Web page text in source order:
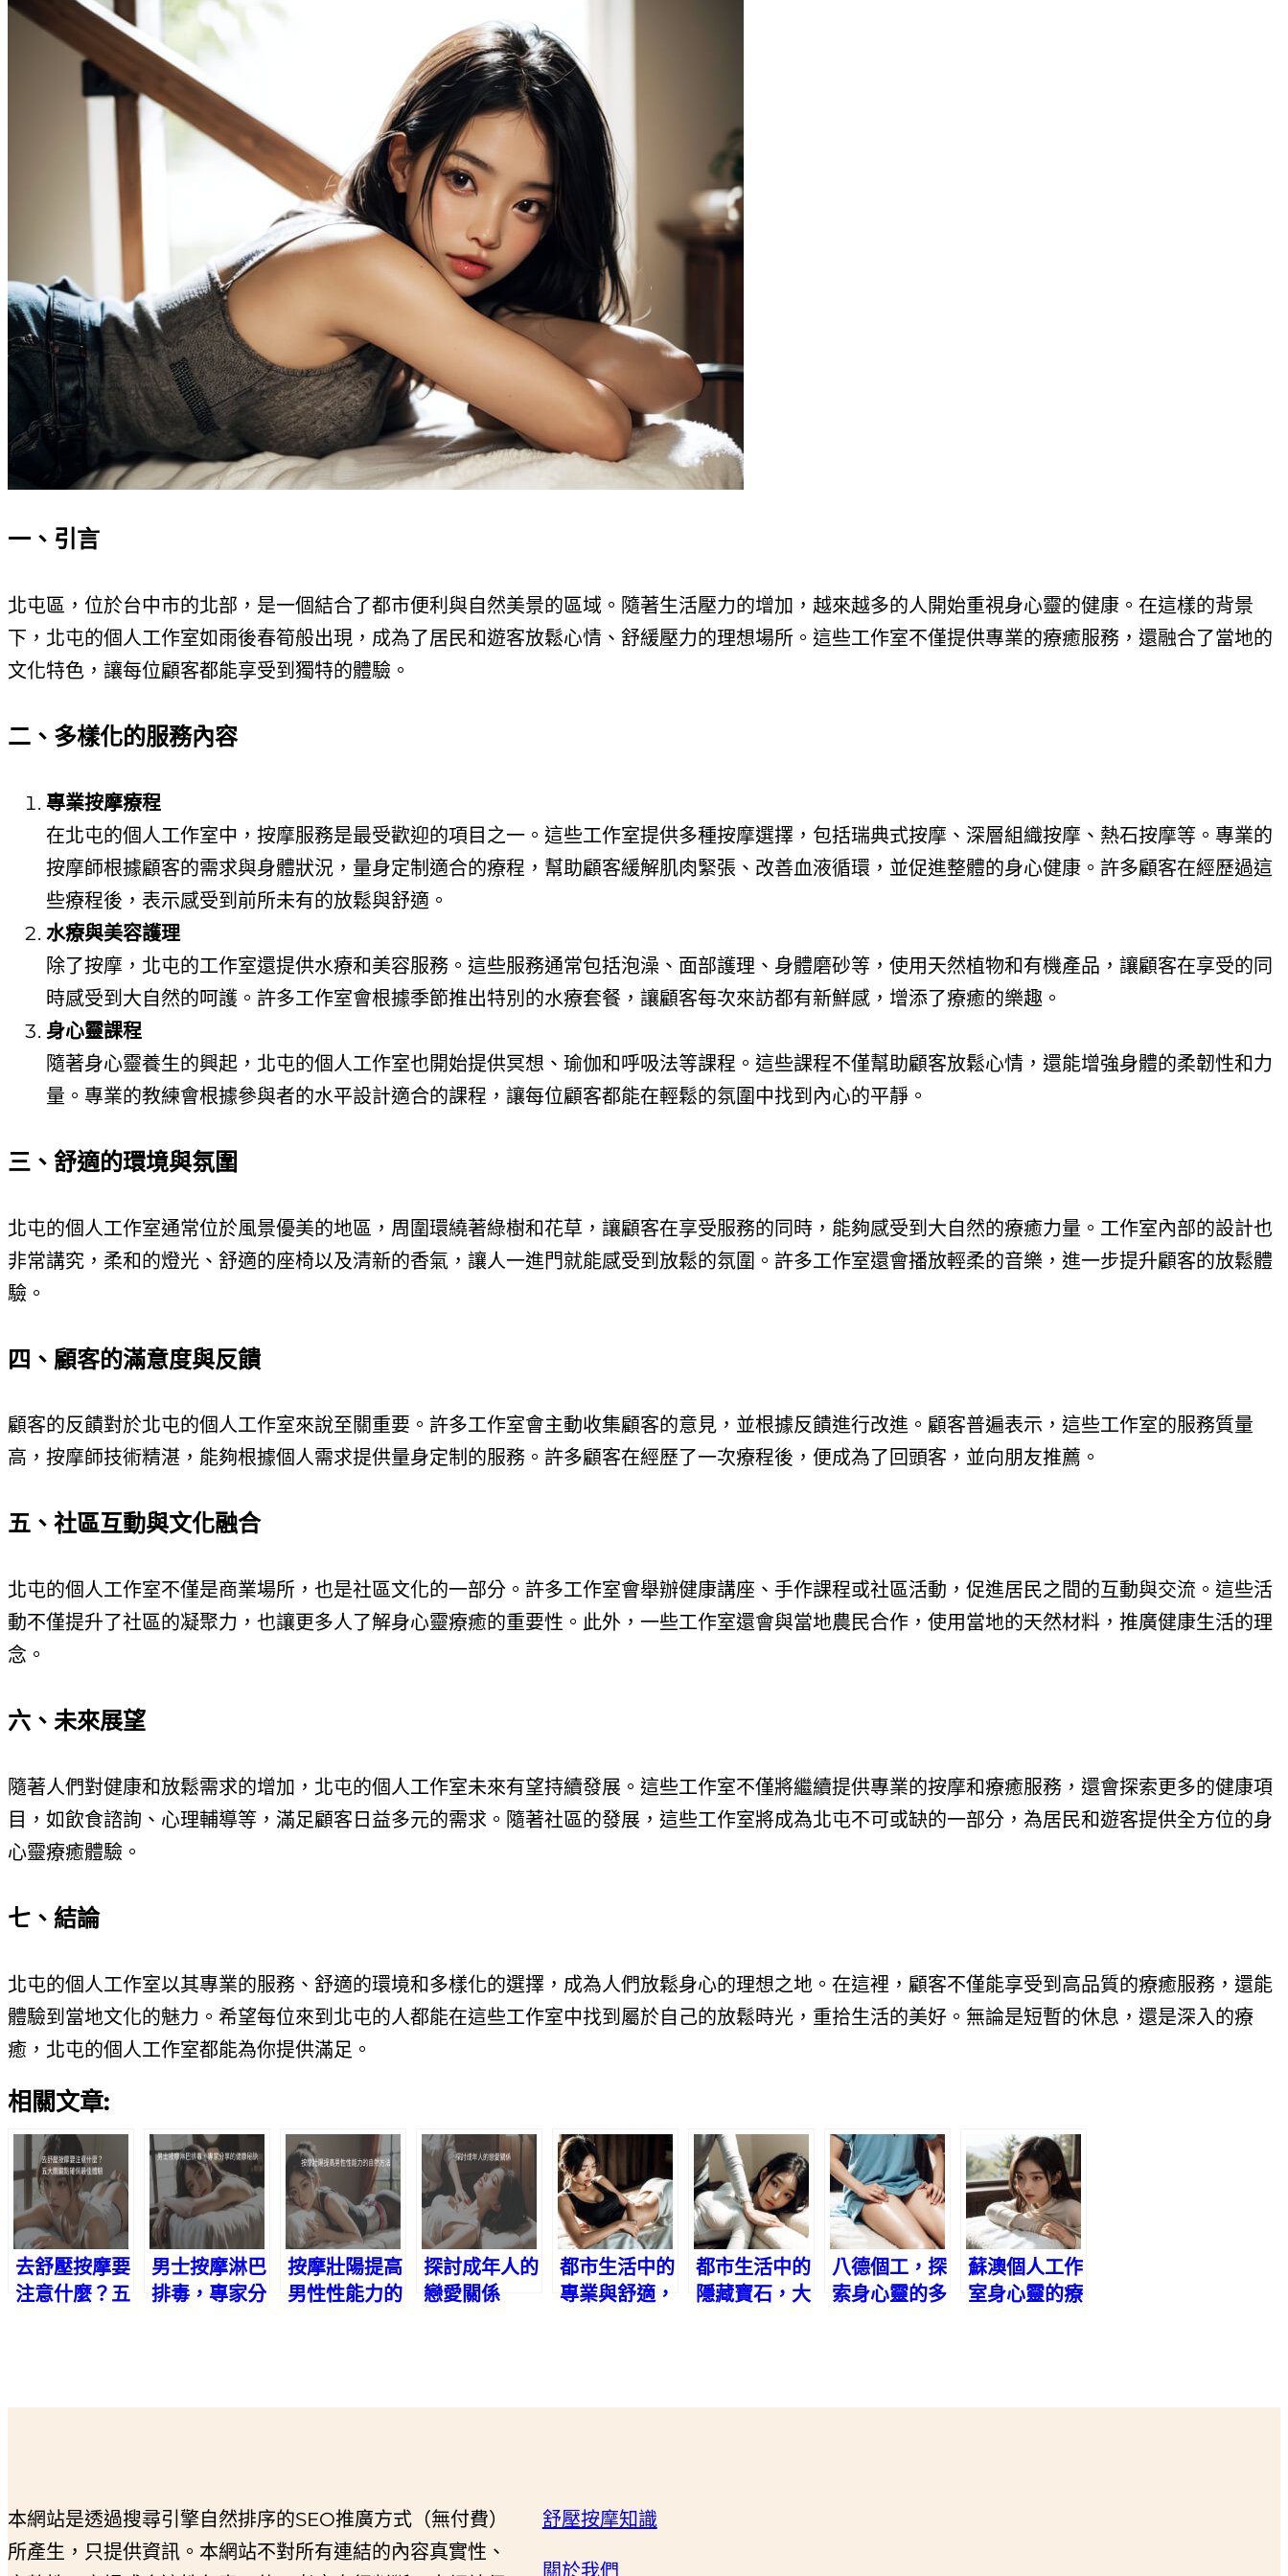
一、引言
北屯區，位於台中市的北部，是一個結合了都市便利與自然美景的區域。隨著生活壓力的增加，越來越多的人開始重視身心靈的健康。在這樣的背景
下，北屯的個人工作室如雨後春筍般出現，成為了居民和遊客放鬆心情、舒緩壓力的理想場所。這些工作室不僅提供專業的療癒服務，還融合了當地的
文化特色，讓每位顧客都能享受到獨特的體驗。
二、多樣化的服務內容
專業按摩療程
在北屯的個人工作室中，按摩服務是最受歡迎的項目之一。這些工作室提供多種按摩選擇，包括瑞典式按摩、深層組織按摩、熱石按摩等。專業的
按摩師根據顧客的需求與身體狀況，量身定制適合的療程，幫助顧客緩解肌肉緊張、改善血液循環，並促進整體的身心健康。許多顧客在經歷過這
些療程後，表示感受到前所未有的放鬆與舒適。
水療與美容護理
除了按摩，北屯的工作室還提供水療和美容服務。這些服務通常包括泡澡、面部護理、身體磨砂等，使用天然植物和有機產品，讓顧客在享受的同
時感受到大自然的呵護。許多工作室會根據季節推出特別的水療套餐，讓顧客每次來訪都有新鮮感，增添了療癒的樂趣。
身心靈課程
隨著身心靈養生的興起，北屯的個人工作室也開始提供冥想、瑜伽和呼吸法等課程。這些課程不僅幫助顧客放鬆心情，還能增強身體的柔韌性和力
量。專業的教練會根據參與者的水平設計適合的課程，讓每位顧客都能在輕鬆的氛圍中找到內心的平靜。
三、舒適的環境與氛圍
北屯的個人工作室通常位於風景優美的地區，周圍環繞著綠樹和花草，讓顧客在享受服務的同時，能夠感受到大自然的療癒力量。工作室內部的設計也
非常講究，柔和的燈光、舒適的座椅以及清新的香氣，讓人一進門就能感受到放鬆的氛圍。許多工作室還會播放輕柔的音樂，進一步提升顧客的放鬆體
驗。
四、顧客的滿意度與反饋
顧客的反饋對於北屯的個人工作室來說至關重要。許多工作室會主動收集顧客的意見，並根據反饋進行改進。顧客普遍表示，這些工作室的服務質量
高，按摩師技術精湛，能夠根據個人需求提供量身定制的服務。許多顧客在經歷了一次療程後，便成為了回頭客，並向朋友推薦。
五、社區互動與文化融合
北屯的個人工作室不僅是商業場所，也是社區文化的一部分。許多工作室會舉辦健康講座、手作課程或社區活動，促進居民之間的互動與交流。這些活
動不僅提升了社區的凝聚力，也讓更多人了解身心靈療癒的重要性。此外，一些工作室還會與當地農民合作，使用當地的天然材料，推廣健康生活的理
念。
六、未來展望
隨著人們對健康和放鬆需求的增加，北屯的個人工作室未來有望持續發展。這些工作室不僅將繼續提供專業的按摩和療癒服務，還會探索更多的健康項
目，如飲食諮詢、心理輔導等，滿足顧客日益多元的需求。隨著社區的發展，這些工作室將成為北屯不可或缺的一部分，為居民和遊客提供全方位的身
心靈療癒體驗。
七、結論
北屯的個人工作室以其專業的服務、舒適的環境和多樣化的選擇，成為人們放鬆身心的理想之地。在這裡，顧客不僅能享受到高品質的療癒服務，還能
體驗到當地文化的魅力。希望每位來到北屯的人都能在這些工作室中找到屬於自己的放鬆時光，重拾生活的美好。無論是短暫的休息，還是深入的療
癒，北屯的個人工作室都能為你提供滿足。
相關文章:
去舒壓按摩要
注意什麼？五
男士按摩淋巴
排毒，專家分
按摩壯陽提高
男性性能力的
探討成年人的
戀愛關係
都市生活中的
專業與舒適，
都市生活中的
隱藏寶石，大
八德個工，探
索身心靈的多
蘇澳個人工作
室身心靈的療
本網站是透過搜尋引擎自然排序的SEO推廣方式（無付費）
所產生，只提供資訊。本網站不對所有連結的內容真實性、
舒壓按摩知識
關於我們